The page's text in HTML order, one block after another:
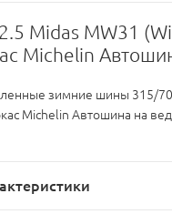
Midas MW31
Michelin
зимние шины 315/
Michelin Автошина на